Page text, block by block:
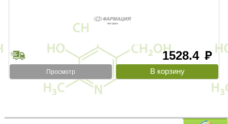
1528.4 руб
Просмотр